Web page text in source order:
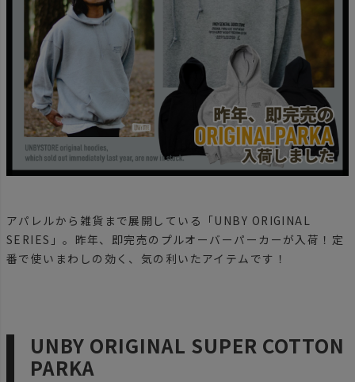
アパレルから雑貨まで展開している「UNBY ORIGINAL
SERIES」。昨年、即完売のプルオーバーパーカーが入荷！定
番で使いまわしの効く、気の利いたアイテムです！
UNBY ORIGINAL SUPER COTTON
PARKA